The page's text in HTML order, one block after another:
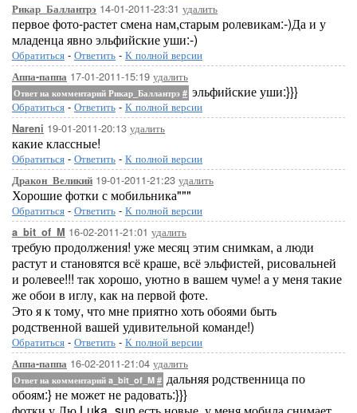
Рикар_Баллантрэ 14-01-2011-23:31 удалить
первое фото-растет смена нам,старым ролевикам:-)Да и у
младенца явно эльфийские уши:-)
Обратиться - Ответить - К полной версии
Аппа-паппа 17-01-2011-15:19 удалить
Ответ на комментарий Рикар_Баллантрэ # эльфийские уши:}}}
Обратиться - Ответить - К полной версии
Nareni 19-01-2011-20:13 удалить
какие классные!
Обратиться - Ответить - К полной версии
Дракон_Великий 19-01-2011-21:23 удалить
Хорошие фотки с мобильника"""
Обратиться - Ответить - К полной версии
a_bit_of_M 16-02-2011-21:01 удалить
требую продолжения! уже месяц этим снимкам, а люди
растут и становятся всё краше, всё эльфистей, рисовальней
и ролевее!!! так хорошо, уютно в вашем чуме! а у меня такие
же обои в иглу, как на первой фоте.
Это я к тому, что мне приятно хоть обоями быть
родственной вашей удивительной команде!)
Обратиться - Ответить - К полной версии
Аппа-паппа 16-02-2011-21:04 удалить
Ответ на комментарий a_bit_of_M # дальняя родственница по
обоям:} не может не радовать:}}}